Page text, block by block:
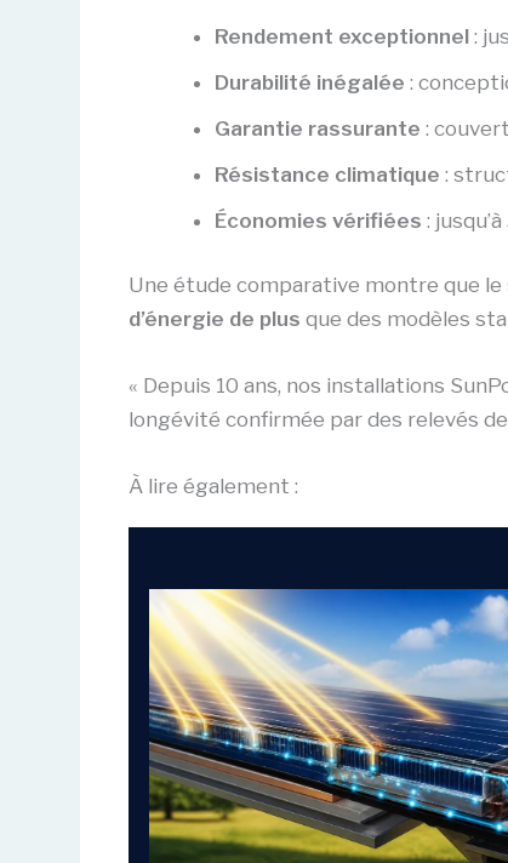
Rendement exceptionnel :
Durabilité inégalée :
Garantie rassurante :
Résistance climatique :
Économies vérifiées :
Une étude comparative montre que le
d’énergie de plus que des modèles
« Depuis 10 ans, nos installations
longévité confirmée par des relevés
À lire également :